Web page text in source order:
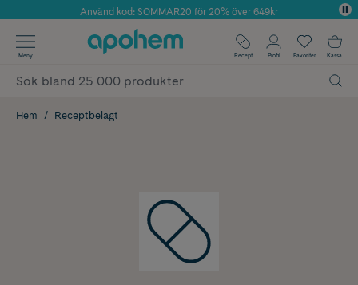
Årets Butik 2025 inom Skönhet
Använd kod: SOMMAR20 för 20% över 649kr
✓ Fri frakt
✓ Poäng på alla köp*
Meny Recept Profil Favoriter Kassa
Hem Receptbelagt